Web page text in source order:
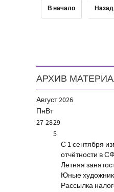
В начало Назад
АРХИВ
Август2026
ПнВт
27 2829
5
С 1 сентября
отчётности в
Летняя
Юные
Рассылка